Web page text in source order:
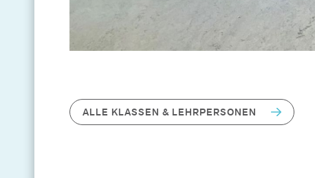
ALLE KLASSEN & LEHRPERSONEN